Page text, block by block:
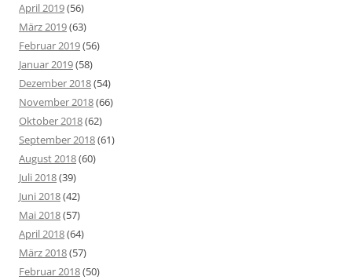
April 2019(56)
März 2019(63)
Februar 2019(56)
Januar 2019(58)
Dezember 2018(54)
November 2018(66)
Oktober 2018(62)
September 2018(61)
August 2018(60)
Juli 2018(39)
Juni 2018(42)
Mai 2018(57)
April 2018(64)
März 2018(57)
Februar 2018(50)